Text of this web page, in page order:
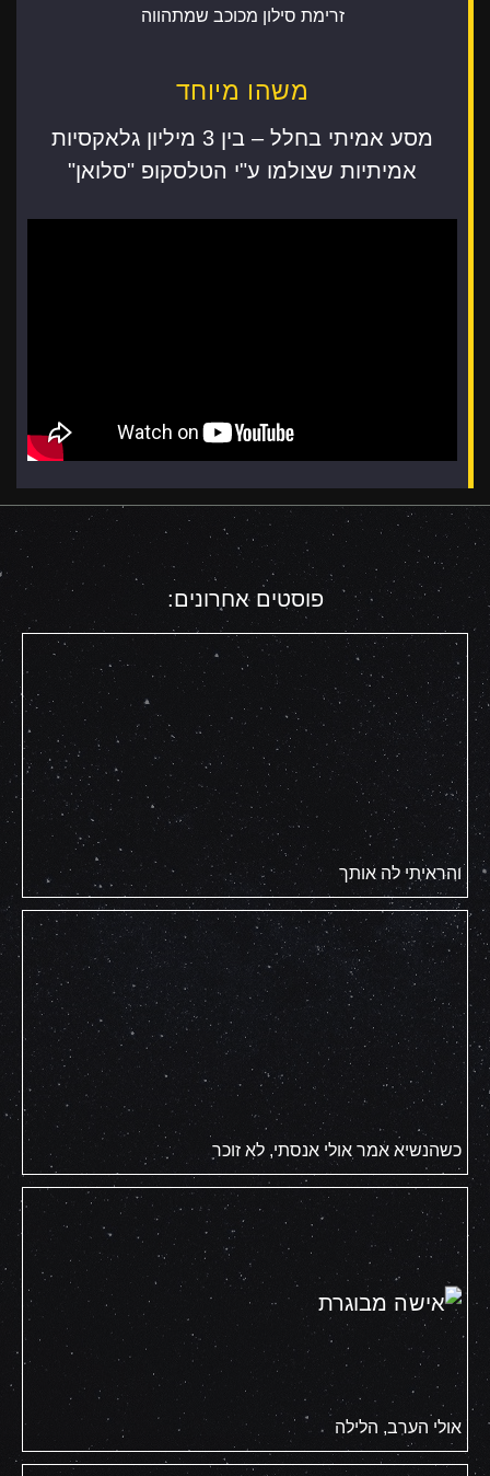
זרימת סילון מכוכב שמתהווה
משהו מיוחד
מסע אמיתי בחלל – בין 3 מיליון גלאקסיות
אמיתיות שצולמו ע"י הטלסקופ "סלואן"
פוסטים אחרונים:
והראיתי לה אותך
כשהנשיא אמר אולי אנסתי, לא זוכר
אולי הערב, הלילה